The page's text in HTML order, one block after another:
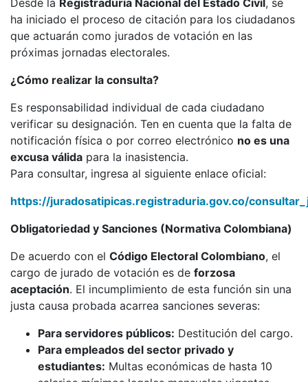
Desde la Registraduría Nacional del Estado Civil, se
ha iniciado el proceso de citación para los ciudadanos
que actuarán como jurados de votación en las
próximas jornadas electorales.
¿Cómo realizar la consulta?
Es responsabilidad individual de cada ciudadano
verificar su designación. Ten en cuenta que la falta de
notificación física o por correo electrónico no es una
excusa válida para la inasistencia.
Para consultar, ingresa al siguiente enlace oficial:
https://juradosatipicas.registraduria.gov.co/
Obligatoriedad y Sanciones (Normativa Colombiana)
De acuerdo con el Código Electoral Colombiano, el
cargo de jurado de votación es de forzosa
aceptación. El incumplimiento de esta función sin una
justa causa probada acarrea sanciones severas:
Para servidores públicos: Destitución del cargo.
Para empleados del sector privado y
estudiantes: Multas económicas de hasta 10